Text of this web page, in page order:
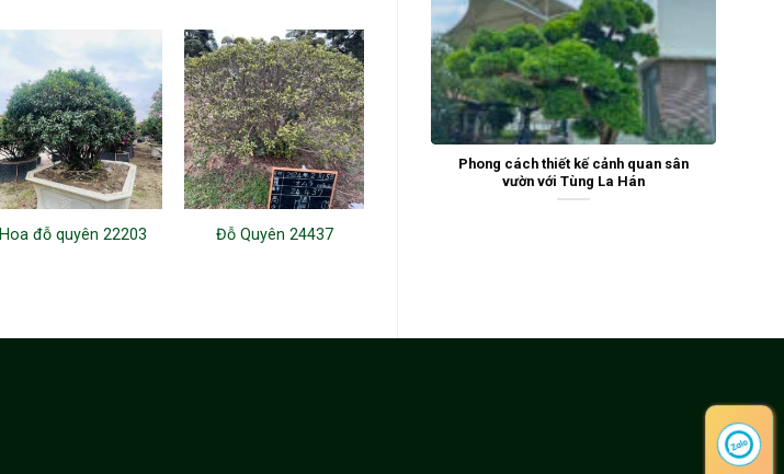
Phong cách thiết kế cảnh quan sân
vườn với Tùng La Hán
Hoa đỗ quyên 22203 Đỗ Quyên 24437